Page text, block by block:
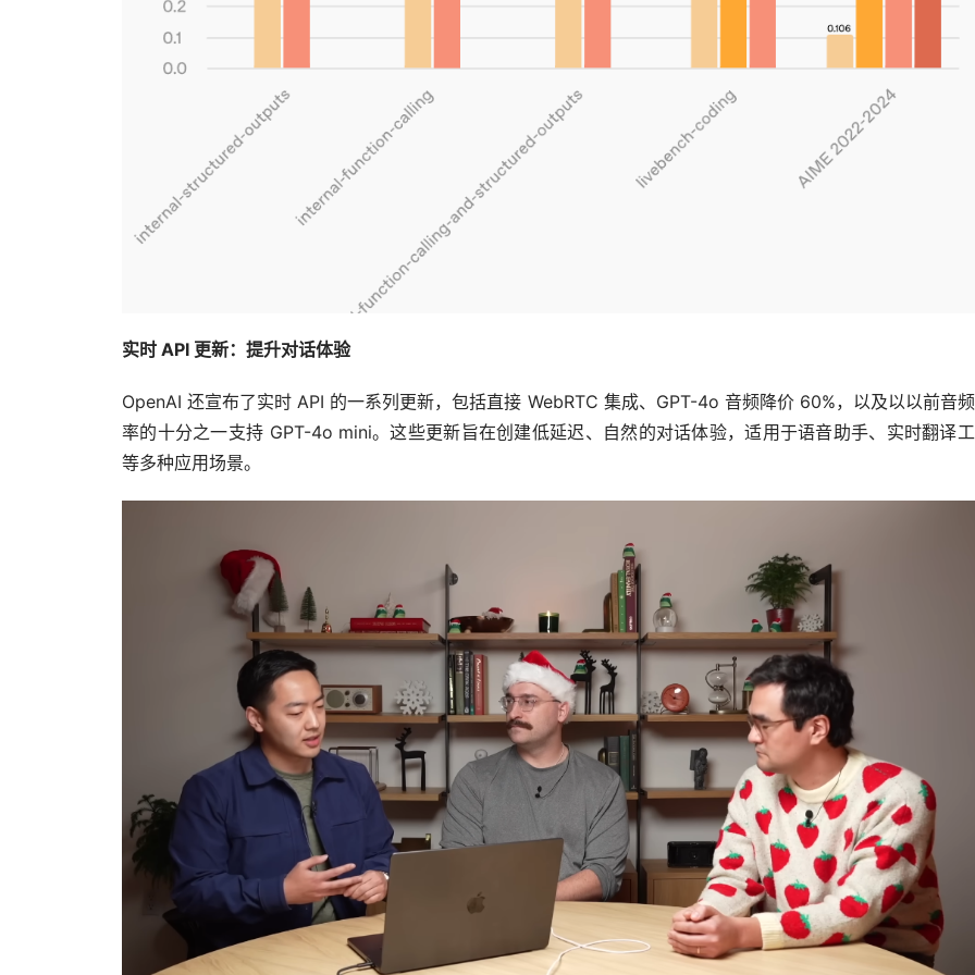
实时 API 更新：提升对话体验
OpenAI 还宣布了实时 API 的一系列更新，包括直接 WebRTC 集成、GPT-4o 音频降价 60%，以及以以前音
率的十分之一支持 GPT-4o mini。这些更新旨在创建低延迟、自然的对话体验，适用于语音助手、实时翻译
等多种应用场景。